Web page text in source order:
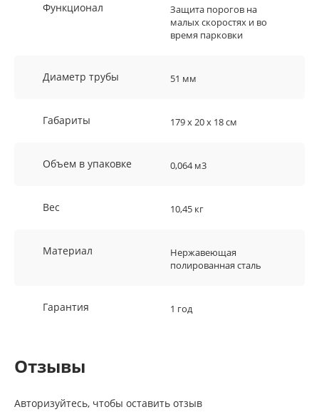
Функционал
Защита порогов на
малых скоростях и во
время парковки
Диаметр трубы 51 мм
Габариты 179 х 20 х 18 см
Объем в упаковке 0,064 м3
Вес 10,45 кг
Материал
Нержавеющая
полированная сталь
Гарантия 1 год
Отзывы
Авторизуйтесь, чтобы оставить отзыв